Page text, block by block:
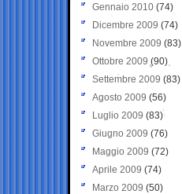
Gennaio 2010 (74)
Dicembre 2009 (74)
Novembre 2009 (83)
Ottobre 2009 (90)
Settembre 2009 (83)
Agosto 2009 (56)
Luglio 2009 (83)
Giugno 2009 (76)
Maggio 2009 (72)
Aprile 2009 (74)
Marzo 2009 (50)